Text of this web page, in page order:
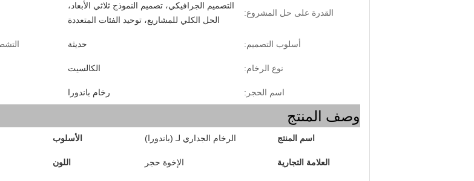
القدرة على حل المشروع:
التصميم الجرافيكي، تصميم النموذج ثلاثي الأبعاد،
الحل الكلي للمشاريع، توحيد الفئات المتعددة
أسلوب التصميم: حديثة
نوع الرخام: الكالسيت
اسم الحجر: رخام باندورا
وصف المنتج
اسم المنتج الرخام الجداري لـ (باندورا) الأسلوب
العلامة التجارية الإخوة حجر اللون